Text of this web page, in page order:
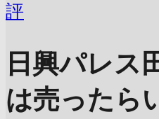
評
日興パレス
は売ったら